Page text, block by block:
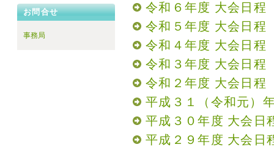
お問合せ
事務局
令和６年度 大会日程
令和５年度 大会日程
令和４年度 大会日程
令和３年度 大会日程
令和２年度 大会日程
平成３１（令和元）
平成３０年度 大会日
平成２９年度 大会日